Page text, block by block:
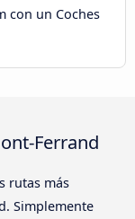
con un Coches
Ferrand
rutas más
Simplemente